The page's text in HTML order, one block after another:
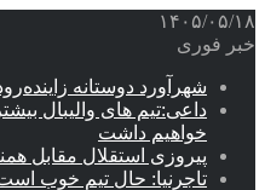
۱۴۰۵/۰۵/۱۸
خبر فوری
شهرآورد دوستانه
داعی:تیم های والیبال
خواهیم داشت
پیروزی استقلال مقابل
تاجرنیا: حال تیم خوب